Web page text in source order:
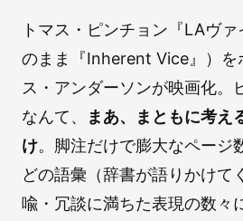
トマス・ピンチョン『LAヴ
のまま『Inherent Vice』）を
ス・アンダーソンが映画化。
なんて、
まあ、まともに考え
け。脚注だけで膨大なページ
どの語彙（辞書が語りかけ
喩・冗談に満ちた表現の数々